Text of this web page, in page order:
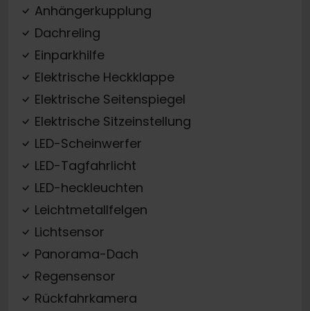
Anhängerkupplung
Dachreling
Einparkhilfe
Elektrische Heckklappe
Elektrische Seitenspiegel
Elektrische Sitzeinstellung
LED-Scheinwerfer
LED-Tagfahrlicht
LED-heckleuchten
Leichtmetallfelgen
Lichtsensor
Panorama-Dach
Regensensor
Rückfahrkamera